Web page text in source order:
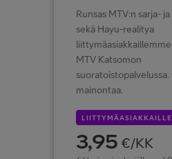
Runsas MTV:n sarja-
sekä Hayu-realitya
MTV Katsomon
suoratoistopalvelussa.
mainontaa.
LIITTYMÄASIAKKAILLE
3,95 €/KK